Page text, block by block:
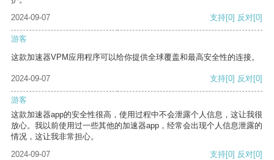
2024-09-07
支持[0] 反对[0]
游客
这款加速器VPM应用程序可以给你提供全球覆盖和最高安全性的连接。
2024-09-07 支持[0] 反对[0]
游客
这款加速器app的安全性很高，使用过程中不会泄露个人信息，这让我很
放心。我以前使用过一些其他的加速器app，经常会出现个人信息泄露的
情况，这让我非常担心。
2024-09-07
支持[0] 反对[0]